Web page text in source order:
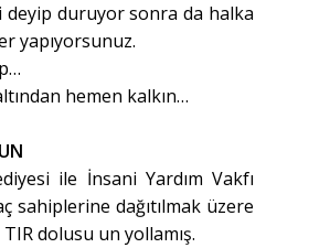
deyip duruyor sonra da halka
yapıyorsunuz.
hemen kalkın…
ile İnsani Yardım Vakfı
sahiplerine dağıtılmak üzere
TIR dolusu un yollamış.